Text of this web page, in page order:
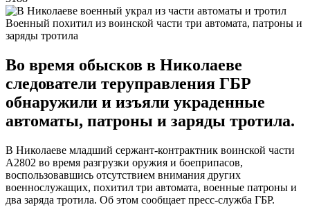
Военный похитил из воинской части три автомата, патроны и
заряды тротила
Во время обысков в Николаеве
следователи теруправления ГБР
обнаружили и изъяли украденные
автоматы, патроны и заряды тротила.
В Николаеве младший сержант-контрактник воинской части
А2802 во время разгрузки оружия и боеприпасов,
воспользовавшись отсутствием внимания других
военнослужащих, похитил три автомата, военные патроны и
два заряда тротила. Об этом сообщает пресс-служба ГБР.